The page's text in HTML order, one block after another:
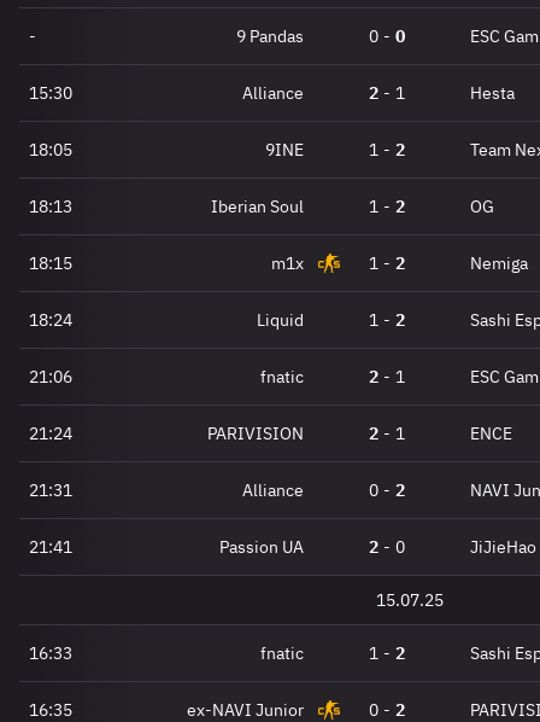
- 9 Pandas 0 - 0 ESC
15:30 Alliance 2 - 1 Hesta
18:05 9INE 1 - 2 Team
18:13 Iberian Soul 1 - 2 OG
18:15 m1x 1 - 2 Nemiga
18:24 Liquid 1 - 2 Sashi
21:06 fnatic 2 - 1 ESC
21:24 PARIVISION 2 - 1 ENCE
21:31 Alliance 0 - 2 NAVI
21:41 Passion UA 2 - 0 JiJieHao
15.07.25
16:33 fnatic 1 - 2 Sashi
16:35 ex-NAVI Junior 0 - 2